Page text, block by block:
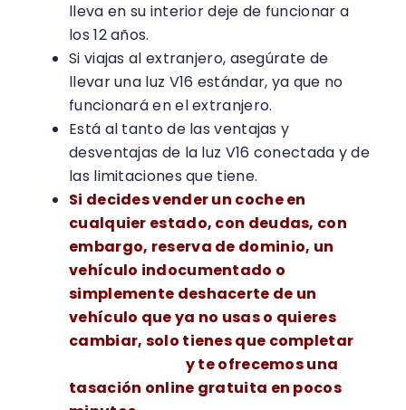
lleva en su interior deje de funcionar a
los 12 años.
Si viajas al extranjero, asegúrate de
llevar una luz V16 estándar, ya que no
funcionará en el extranjero.
Está al tanto de las ventajas y
desventajas de la luz V16 conectada y de
las limitaciones que tiene.
Si decides vender un coche en
cualquier estado, con deudas, con
embargo, reserva de dominio, un
vehículo indocumentado o
simplemente deshacerte de un
vehículo que ya no usas o quieres
cambiar, solo tienes que completar
y te ofrecemos una
tasación online gratuita en pocos